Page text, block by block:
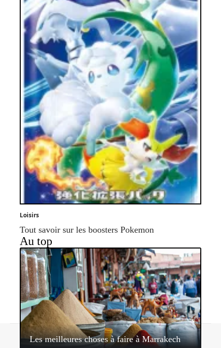
Loisirs
Tout savoir sur les boosters Pokemon
Au top
Les meilleures choses à faire à Marrakech
Contact Mentions légales Sitemap